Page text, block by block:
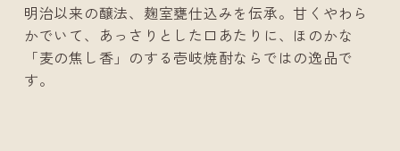
明治以来の醸法、麹室甕仕込みを伝承。甘くやわら
かでいて、あっさりとした口あたりに、ほのかな
「麦の焦し香」のする壱岐焼酎ならではの逸品で
す。